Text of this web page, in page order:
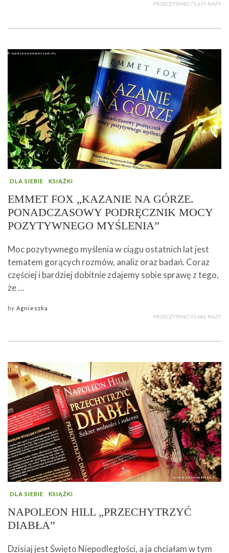
PRZECZYTANO 71 675 RAZY
DLA SIEBIE KSIĄŻKI
EMMET FOX „KAZANIE NA GÓRZE.
PONADCZASOWY PODRĘCZNIK MOCY
POZYTYWNEGO MYŚLENIA”
Moc pozytywnego myślenia w ciągu ostatnich lat jest
tematem gorących rozmów, analiz oraz badań. Coraz
częściej i bardziej dobitnie zdajemy sobie sprawę z tego,
że …
by Agnieszka
PRZECZYTANO 33 686 RAZY
DLA SIEBIE KSIĄŻKI
NAPOLEON HILL „PRZECHYTRZYĆ
DIABŁA”
Dzisiaj jest Święto Niepodległości, a ja chciałam w tym